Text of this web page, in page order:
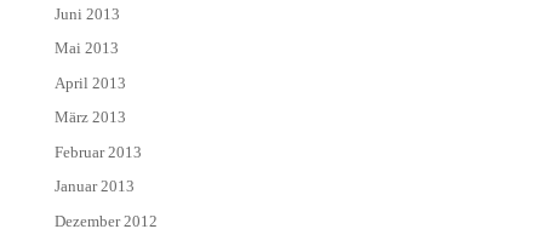
Juni 2013
Mai 2013
April 2013
März 2013
Februar 2013
Januar 2013
Dezember 2012